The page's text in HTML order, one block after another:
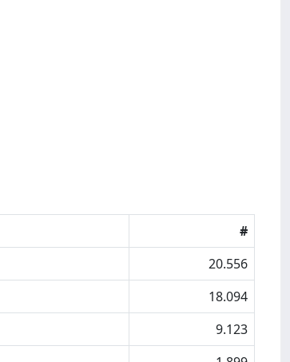
#
20.556
18.094
9.123